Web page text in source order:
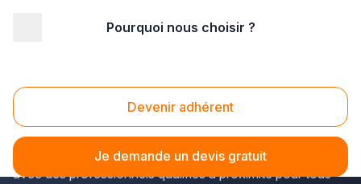
Pourquoi nous choisir ?
Devenir adhérent
Je demande un devis gratuit
Electricien Oise (60)
Vous recherchez unélectricien de confiance dans
? La solution Plus que pro vous met en relation
avec des professionnels qualifiés à proximité pour tous